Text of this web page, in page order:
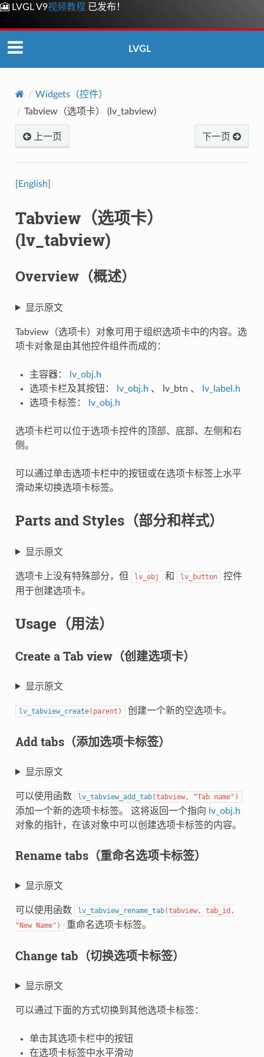
🎦 LVGL V9视频教程 已发布！
LVGL
Widgets（控件）
Tabview（选项卡） (lv_tabview)
上一页 下一页
[English]
Tabview（选项卡）
(lv_tabview)
Overview（概述）
显示原文
Tabview（选项卡）对象可用于组织选项卡中的内容。选
项卡对象是由其他控件组件而成的：
主容器：
lv_obj.h
选项卡栏及其按钮：
lv_obj.h 、 lv_btn 、
lv_label.h
选项卡标签：
lv_obj.h
选项卡栏可以位于选项卡控件的顶部、底部、左侧和右
侧。
可以通过单击选项卡栏中的按钮或在选项卡标签上水平
滑动来切换选项卡标签。
Parts and Styles（部分和样式）
显示原文
选项卡上没有特殊部分，但 lv_obj 和 lv_button
控件
用于创建选项卡。
Usage（用法）
Create a Tab view（创建选项卡）
显示原文
lv_tabview_create( parent ) 创建一个新的空选项卡。
Add tabs（添加选项卡标签）
显示原文
可以使用函数 lv_tabview_add_tab(tabview, "Tab name" )
添加一个新的选项卡标签。 这将返回一个指向
lv_obj.h
对象的指针，在该对象中可以创建选项卡标签的内容。
Rename tabs（重命名选项卡标签）
显示原文
可以使用函数 lv_tabview_rename_tab(tabview, tab_id ,
"New Name" ) 重命名选项卡标签。
Change tab（切换选项卡标签）
显示原文
可以通过下面的方式切换到其他选项卡标签：
单击其选项卡栏中的按钮
在选项卡标签中水平滑动